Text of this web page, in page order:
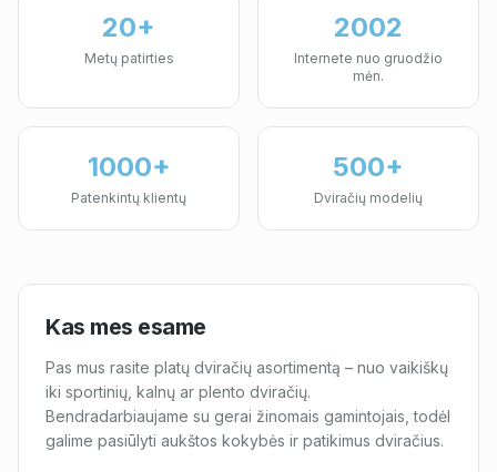
20+
Metų patirties
2002
Internete nuo gruodžio
mėn.
1000+
Patenkintų klientų
500+
Dviračių modelių
Kas mes esame
Pas mus rasite platų dviračių asortimentą – nuo vaikiškų
iki sportinių, kalnų ar plento dviračių.
Bendradarbiaujame su gerai žinomais gamintojais, todėl
galime pasiūlyti aukštos kokybės ir patikimus dviračius.